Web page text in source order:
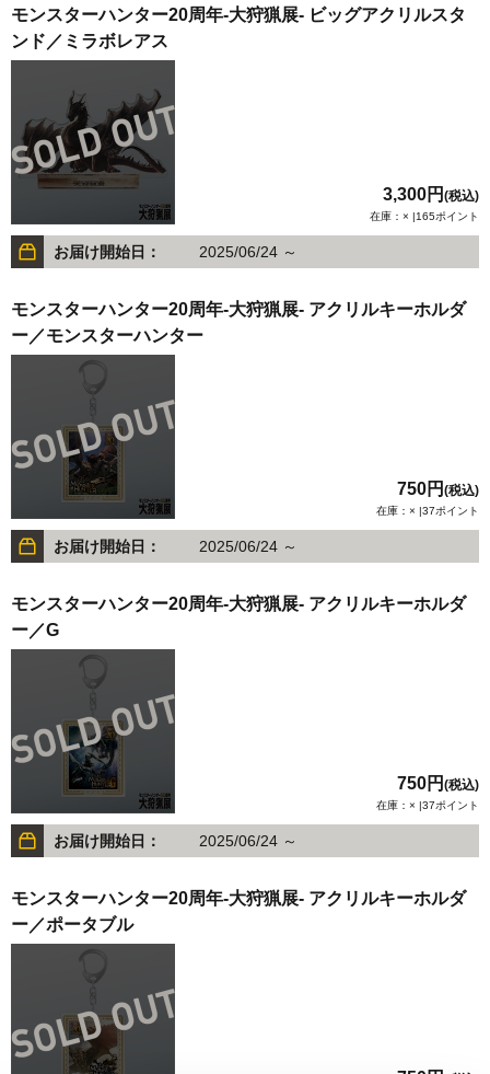
モンスターハンター20周年-大狩猟展- ビッグアクリルスタ
ンド／ミラボレアス
3,300円 (税込)
在庫：× |165ポイント
お届け開始日： 2025/06/24 ～
モンスターハンター20周年-大狩猟展- アクリルキーホルダ
ー／モンスターハンター
750円 (税込)
在庫：× |37ポイント
お届け開始日： 2025/06/24 ～
モンスターハンター20周年-大狩猟展- アクリルキーホルダ
ー／G
750円 (税込)
在庫：× |37ポイント
お届け開始日： 2025/06/24 ～
モンスターハンター20周年-大狩猟展- アクリルキーホルダ
ー／ポータブル